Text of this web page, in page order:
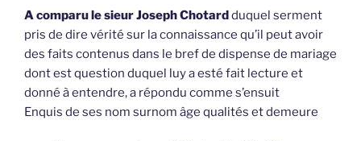
A comparu le sieur Joseph Chotardduquel serment
pris de dire vérité sur la connaissance qu’il peut avoir
des faits contenus dans le bref de dispense de mariage
dont est question duquel luy a esté fait lecture et
donné à entendre, a répondu comme s’ensuit
Enquis de ses nom surnom âge qualités et demeure